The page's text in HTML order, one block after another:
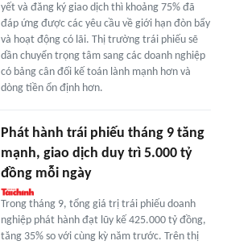
yết và đăng ký giao dịch thì khoảng 75% đã
đáp ứng được các yêu cầu về giới hạn đòn bẩy
và hoạt động có lãi. Thị trường trái phiếu sẽ
dần chuyển trọng tâm sang các doanh nghiệp
có bảng cân đối kế toán lành mạnh hơn và
dòng tiền ổn định hơn.
Phát hành trái phiếu tháng 9 tăng
mạnh, giao dịch duy trì 5.000 tỷ
đồng mỗi ngày
Trong tháng 9, tổng giá trị trái phiếu doanh
nghiệp phát hành đạt lũy kế 425.000 tỷ đồng,
tăng 35% so với cùng kỳ năm trước. Trên thị